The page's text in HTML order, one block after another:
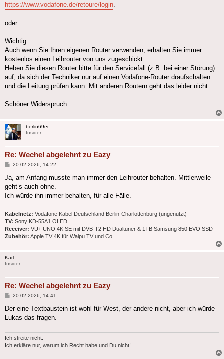
https://www.vodafone.de/retoure/login.
oder
Wichtig:
Auch wenn Sie Ihren eigenen Router verwenden, erhalten Sie immer
kostenlos einen Leihrouter von uns zugeschickt.
Heben Sie diesen Router bitte für den Servicefall (z.B. bei einer Störung)
auf, da sich der Techniker nur auf einen Vodafone-Router draufschalten
und die Leitung prüfen kann. Mit anderen Routern geht das leider nicht.
Schöner Widerspruch
berlin69er
Insider
Re: Wechel abgelehnt zu Eazy
Beitrag
20.02.2026, 14:22
Ja, am Anfang musste man immer den Leihrouter behalten. Mittlerweile
geht’s auch ohne.
Ich würde ihn immer behalten, für alle Fälle.
Kabelnetz: Vodafone Kabel Deutschland Berlin-Charlottenburg (ungenutzt)
TV: Sony KD-55A1 OLED
Receiver: VU+ UNO 4K SE mit DVB-T2 HD Dualtuner & 1TB Samsung 850 EVO SSD
Zubehör: Apple TV 4K für Waipu TV und Co.
Karl.
Insider
Re: Wechel abgelehnt zu Eazy
Beitrag
20.02.2026, 14:41
Der eine Textbaustein ist wohl für West, der andere nicht, aber ich würde
Lukas das fragen.
Ich streite nicht.
Ich erkläre nur, warum ich Recht habe und Du nicht!